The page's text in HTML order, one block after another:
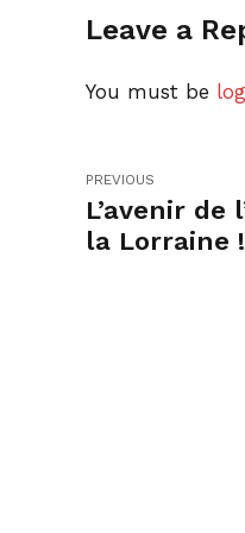
Leave a
You must be
PREVIOUS
L’avenir de
la Lorraine !